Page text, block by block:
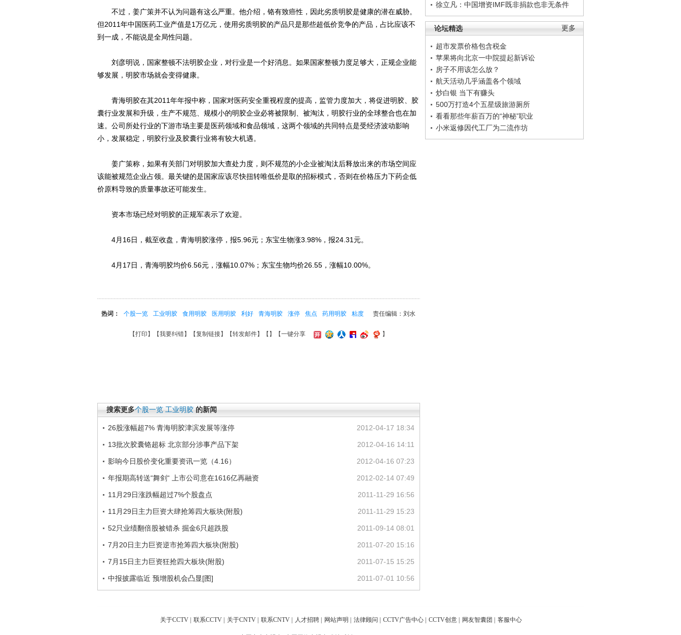
徐立凡：中国增资IMF既非捐款也非无条件
更多
论坛精选
超市发票价格包含税金
苹果将向北京一中院提起新诉讼
房子不用该怎么放？
航天活动几乎涵盖各个领域
炒白银 当下有赚头
500万打造4个五星级旅游厕所
看看那些年薪百万的“神秘”职业
小米返修因代工厂为二流作坊
不过，姜广策并不认为问题有这么严重。他介绍，铬有致癌性，因此劣质明胶是健康的潜在威胁。
但2011年中国医药工业产值是1万亿元，使用劣质明胶的产品只是那些超低价竞争的产品，占比应该不
到一成，不能说是全局性问题。
刘彦明说，国家整顿不法明胶企业，对行业是一个好消息。如果国家整顿力度足够大，正规企业能
够发展，明胶市场就会变得健康。
青海明胶在其2011年年报中称，国家对医药安全重视程度的提高，监管力度加大，将促进明胶、胶
囊行业发展和升级，生产不规范、规模小的明胶企业必将被限制、被淘汰，明胶行业的全球整合也在加
速。公司所处行业的下游市场主要是医药领域和食品领域，这两个领域的共同特点是受经济波动影响
小，发展稳定，明胶行业及胶囊行业将有较大机遇。
姜广策称，如果有关部门对明胶加大查处力度，则不规范的小企业被淘汰后释放出来的市场空间应
该能被规范企业占领。最关键的是国家应该尽快扭转唯低价是取的招标模式，否则在价格压力下药企低
价原料导致的质量事故还可能发生。
资本市场已经对明胶的正规军表示了欢迎。
4月16日，截至收盘，青海明胶涨停，报5.96元；东宝生物涨3.98%，报24.31元。
4月17日，青海明胶均价6.56元，涨幅10.07%；东宝生物均价26.55，涨幅10.00%。
责任编辑：刘水
热词： 个股一览 工业明胶 食用明胶 医用明胶 利好 青海明胶 涨停 焦点 药用明胶 粘度
【打印 】【我要纠错】【复制链接】【转发邮件】【 】 【一键分享 】
搜索更多个股一览 工业明胶 的新闻
2012-04-17 18:34
26股涨幅超7% 青海明胶津滨发展等涨停
2012-04-16 14:11
13批次胶囊铬超标 北京部分涉事产品下架
2012-04-16 07:23
影响今日股价变化重要资讯一览（4.16）
2012-02-14 07:49
年报期高转送“舞剑“ 上市公司意在1616亿再融资
2011-11-29 16:56
11月29日涨跌幅超过7%个股盘点
2011-11-29 15:23
11月29日主力巨资大肆抢筹四大板块(附股)
2011-09-14 08:01
52只业绩翻倍股被错杀 掘金6只超跌股
2011-07-20 15:16
7月20日主力巨资逆市抢筹四大板块(附股)
2011-07-15 15:25
7月15日主力巨资狂抢四大板块(附股)
2011-07-01 10:56
中报披露临近 预增股机会凸显[图]
关于CCTV 联系CCTV 关于CNTV 联系CNTV 人才招聘 网站声明 法律顾问 CCTV广告中心 CCTV创意 网友智囊团 客服中心